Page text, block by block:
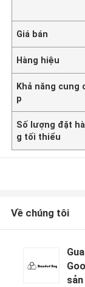
Giá bán
Hàng hiệu
Khả năng cung
p
Số lượng đặt
g tối thiểu
Về chúng tôi